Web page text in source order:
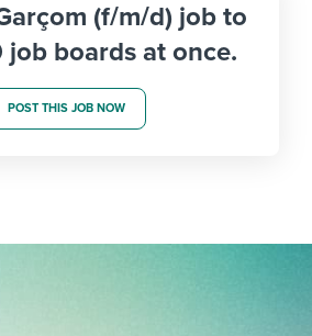
(f/m/d) job to
boards at once.
POST THIS JOB NOW